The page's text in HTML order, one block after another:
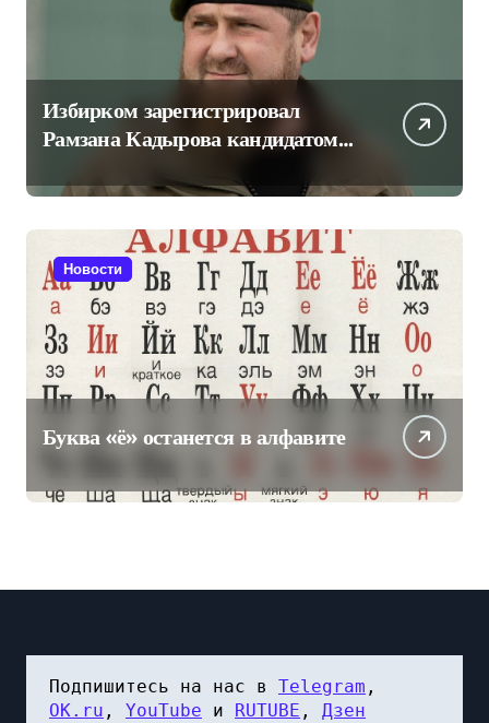
Избирком зарегистрировал
Рамзана Кадырова кандидатом
Новости
Буква «ё» останется в алфавите
Подпишитесь на нас в Telegram
OK.ru , YouTube и RUTUBE , Дзен